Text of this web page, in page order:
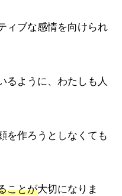
ィブな感情を向けられ
るように、わたしも人
を作ろうとしなくても
ことが大切になりま